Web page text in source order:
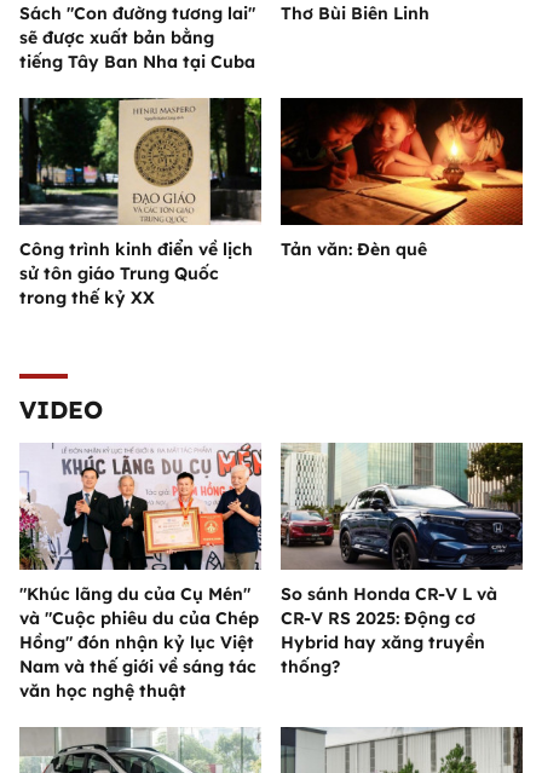
Sách "Con đường tương lai"
sẽ được xuất bản bằng
tiếng Tây Ban Nha tại Cuba
Thơ Bùi Biên Linh
Công trình kinh điển về lịch
sử tôn giáo Trung Quốc
trong thế kỷ XX
Tản văn: Đèn quê
VIDEO
"Khúc lãng du của Cụ Mén"
và "Cuộc phiêu du của Chép
Hồng" đón nhận kỷ lục Việt
Nam và thế giới về sáng tác
văn học nghệ thuật
So sánh Honda CR-V L và
CR-V RS 2025: Động cơ
Hybrid hay xăng truyền
thống?